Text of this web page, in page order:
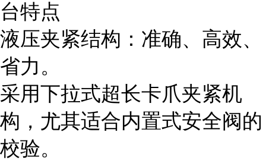
台特点
液压夹紧结构：准确、高效、
省力。
采用下拉式超长卡爪夹紧机
构，尤其适合内置式安全阀的
校验。